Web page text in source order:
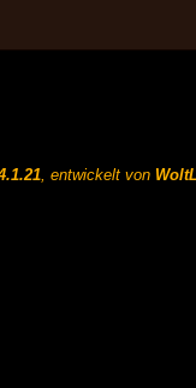
, entwickelt von